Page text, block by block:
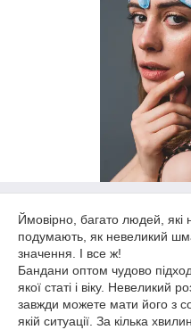
Ймовірно, багато людей,
подумають, як невеликий
значення. І все ж!
Бандани оптом чудово
якої статі і віку. Невеликий
завжди можете мати його з
якій ситуації. За кілька